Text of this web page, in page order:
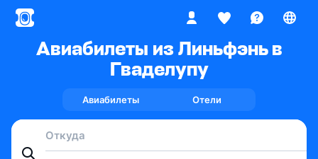
Авиабилеты из Линьфэнь в
Гваделупу
Авиабилеты Отели